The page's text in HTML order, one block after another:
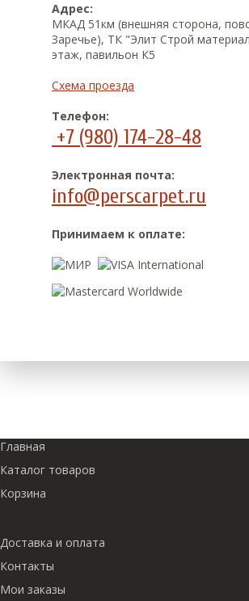
Адрес:
МКАД 51км (внешняя сторона,
Заречье), ТК "Элит Строй
этаж, павильон К5
Схема проезда
Телефон:
+7 (980) 174-28-48
Электронная почта:
info@perscarpet.ru
Принимаем к оплате:
Главная
Каталог товаров
Корзина
Доставка и оплата
Контакты
Мои заказы